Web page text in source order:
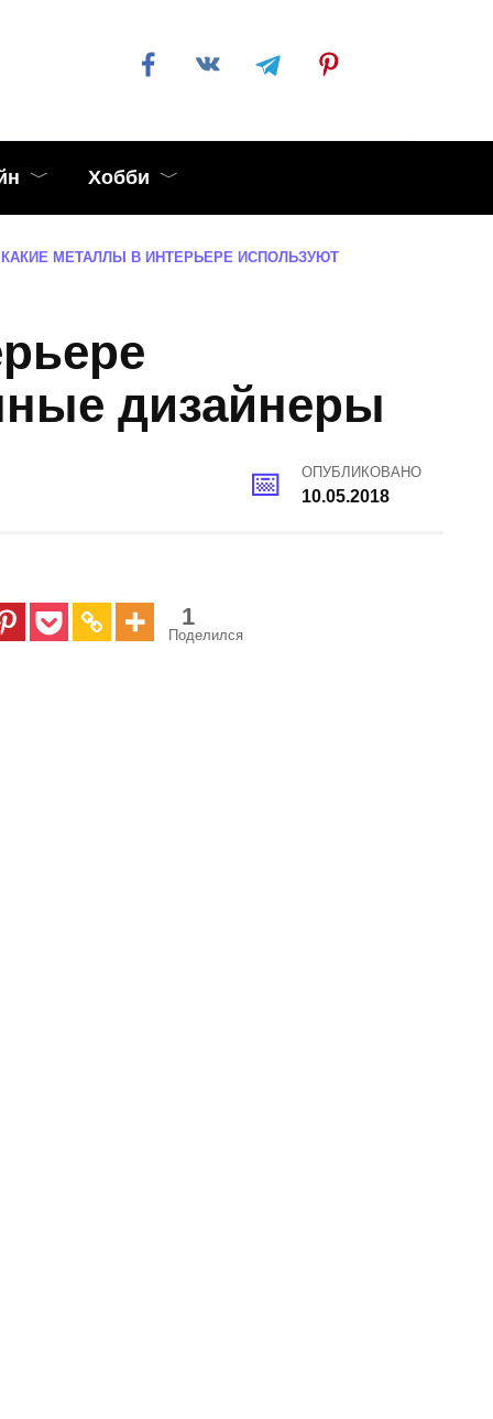
Хобби
КАКИЕ МЕТАЛЛЫ В ИНТЕРЬЕРЕ ИСПОЛЬЗУЮТ
дизайнеры
ОПУБЛИКОВАНО
10.05.2018
1
Поделился